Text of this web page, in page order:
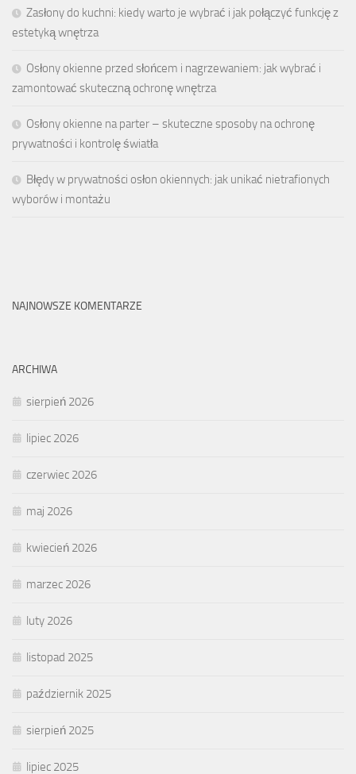
Zasłony do kuchni: kiedy warto je wybrać i jak połączyć funkcję z
estetyką wnętrza
Osłony okienne przed słońcem i nagrzewaniem: jak wybrać i
zamontować skuteczną ochronę wnętrza
Osłony okienne na parter – skuteczne sposoby na ochronę
prywatności i kontrolę światła
Błędy w prywatności osłon okiennych: jak unikać nietrafionych
wyborów i montażu
NAJNOWSZE KOMENTARZE
ARCHIWA
sierpień 2026
lipiec 2026
czerwiec 2026
maj 2026
kwiecień 2026
marzec 2026
luty 2026
listopad 2025
październik 2025
sierpień 2025
lipiec 2025